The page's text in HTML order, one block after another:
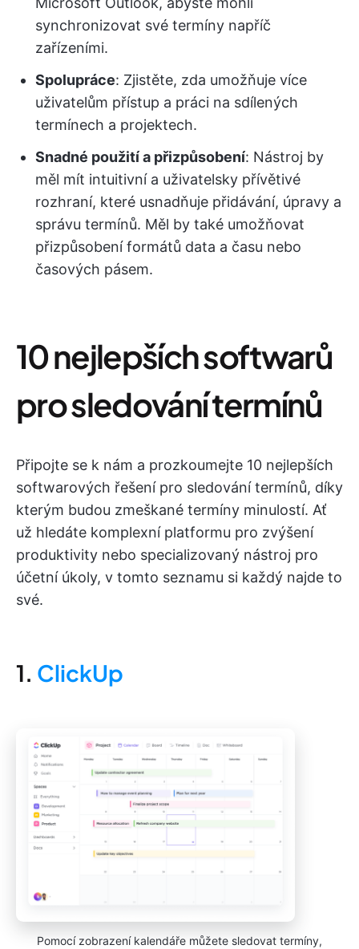
synchronizovat své termíny napříč
zařízeními.
Spolupráce: Zjistěte, zda umožňuje více
uživatelům přístup a práci na sdílených
termínech a projektech.
Snadné použití a přizpůsobení: Nástroj by
měl mít intuitivní a uživatelsky přívětivé
rozhraní, které usnadňuje přidávání, úpravy a
správu termínů. Měl by také umožňovat
přizpůsobení formátů data a času nebo
časových pásem.
10 nejlepších softwarů
pro sledování termínů
Připojte se k nám a prozkoumejte 10 nejlepších
softwarových řešení pro sledování termínů, díky
kterým budou zmeškané termíny minulostí. Ať
už hledáte komplexní platformu pro zvýšení
produktivity nebo specializovaný nástroj pro
účetní úkoly, v tomto seznamu si každý najde to
své.
1. ClickUp
Pomocí zobrazení kalendáře můžete sledovat termíny,